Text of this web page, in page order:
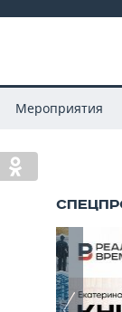
Мероприятия